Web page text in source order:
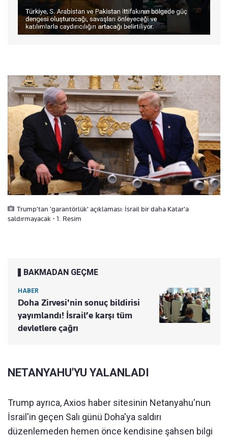
Trump'tan 'garantörlük' açıklaması: İsrail bir daha Katar'a
saldırmayacak - 1. Resim
BAKMADAN GEÇME
HABER
Doha Zirvesi'nin sonuç bildirisi
yayımlandı! İsrail’e karşı tüm
devletlere çağrı
NETANYAHU'YU YALANLADI
Trump ayrıca, Axios haber sitesinin Netanyahu'nun
İsrail'in geçen Salı günü Doha'ya saldırı
düzenlemeden hemen önce kendisine şahsen bilgi